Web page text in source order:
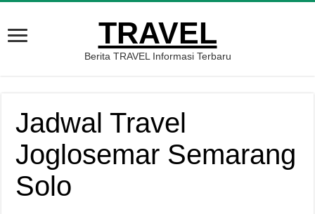
TRAVEL
Berita TRAVEL Informasi Terbaru
Jadwal Travel
Joglosemar Semarang
Solo